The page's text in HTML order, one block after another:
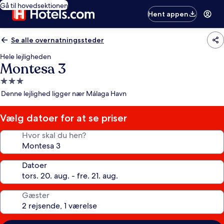
Gå til hovedsektionen
Hent appen
Se alle overnatningssteder
Hele lejligheden
Montesa 3
3.0-
stjernet
Denne lejlighed ligger nær Málaga Havn
Vælg datoer for at se priser
Hvor skal du hen?
Datoer
Gæster